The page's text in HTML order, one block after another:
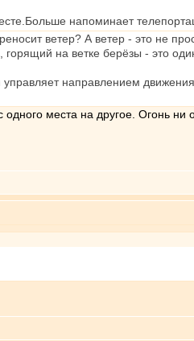
напоминает
ветер? А ветер - это не
на ветке берёзы - это
направлением движения
места на другое. Огонь ни